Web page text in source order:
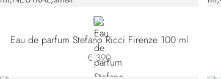
NEUTRAL
Eau de parfum Stefano Ricci Firenze 100 ml
€ 390